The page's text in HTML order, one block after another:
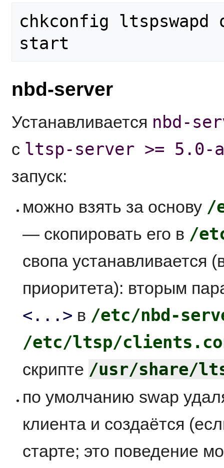
chkconfig ltspswapd
nbd-server
Устанавливается nbd-
с ltsp-server >= 5.0-
запуск:
можно взять за основу /
— скопировать его в /
свопа устанавливается
приоритета): вторым
<...> в /etc/nbd-
/etc/ltsp/
скрипте /usr/share/
по умолчанию swap
клиента и создаётся
старте; это поведение